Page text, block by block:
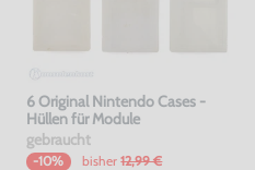
6 Original Nintendo Cases -
Hüllen für Module
gebraucht
-10% bisher 12,99 €